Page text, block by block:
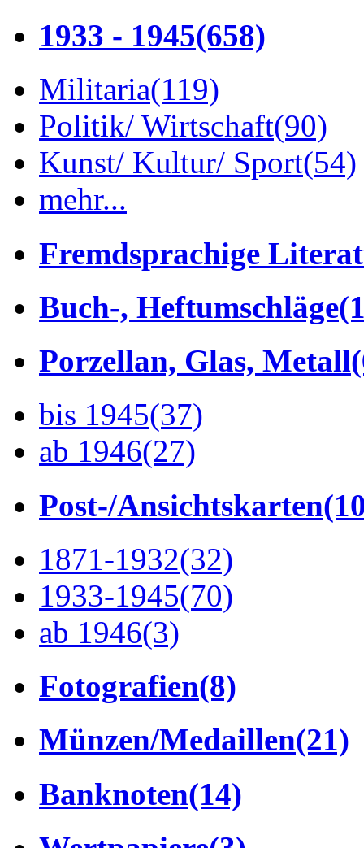
1933 - 1945(658)
Militaria(119)
Politik/ Wirtschaft(90)
Kunst/ Kultur/ Sport(54)
mehr...
Fremdsprachige
Buch-, Heftumschläge
Porzellan, Glas, Metall
bis 1945(37)
ab 1946(27)
Post-/Ansichtskarten
1871-1932(32)
1933-1945(70)
ab 1946(3)
Fotografien(8)
Münzen/Medaillen(21)
Banknoten(14)